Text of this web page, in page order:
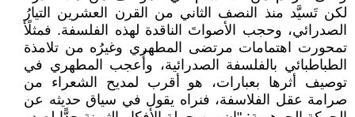
لكن تَسيَّد منذ النصف الثاني من القرن العشرين التيارُ
الصدرائي، وحجب الأصواتَ الناقدة لهذه الفلسفة. فمثلًأ
تمحورت اهتمامات مرتضى المطهري وغيرُه من تلامذة
الطباطبائي بالفلسفة الصدرائية، وأُعجب المطهري في
توصيف أثرها بعبارات، هو أقرب لمديح الشعراء من
صرامة عقل الفلاسفة، فنراه يقول في سياق حديثه عن